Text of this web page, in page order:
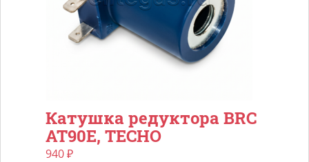
Катушка редуктора BRC
AT90E, TECHO
940₽